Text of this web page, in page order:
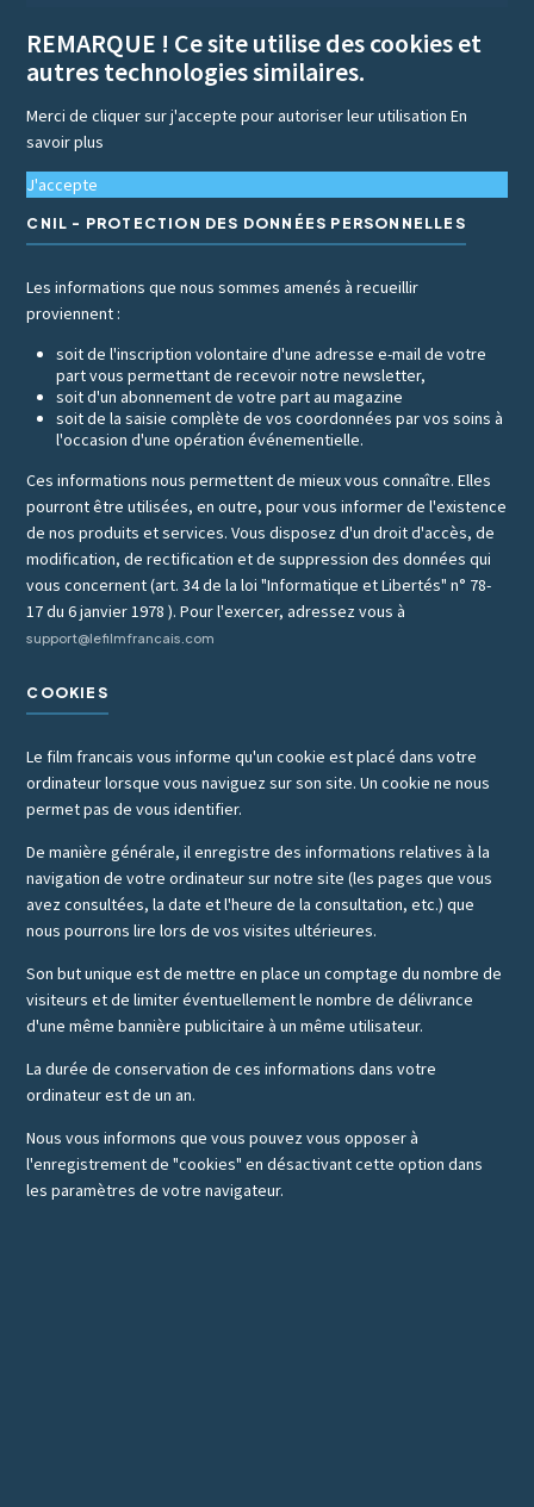
REMARQUE ! Ce site utilise des cookies et
autres technologies similaires.
Merci de cliquer sur j'accepte pour autoriser leur utilisationEn
savoir plus
J'accepte
CNIL - PROTECTION DES DONNÉES PERSONNELLES
Les informations que nous sommes amenés à recueillir
proviennent :
soit de l'inscription volontaire d'une adresse e-mail de votre
part vous permettant de recevoir notre newsletter,
soit d'un abonnement de votre part au magazine
soit de la saisie complète de vos coordonnées par vos soins à
l'occasion d'une opération événementielle.
Ces informations nous permettent de mieux vous connaître. Elles
pourront être utilisées, en outre, pour vous informer de l'existence
de nos produits et services. Vous disposez d'un droit d'accès, de
modification, de rectification et de suppression des données qui
vous concernent (art. 34 de la loi "Informatique et Libertés" n° 78-
17 du 6 janvier 1978 ). Pour l'exercer, adressez vous à
support@lefilmfrancais.com
COOKIES
Le film francais vous informe qu'un cookie est placé dans votre
ordinateur lorsque vous naviguez sur son site. Un cookie ne nous
permet pas de vous identifier.
De manière générale, il enregistre des informations relatives à la
navigation de votre ordinateur sur notre site (les pages que vous
avez consultées, la date et l'heure de la consultation, etc.) que
nous pourrons lire lors de vos visites ultérieures.
Son but unique est de mettre en place un comptage du nombre de
visiteurs et de limiter éventuellement le nombre de délivrance
d'une même bannière publicitaire à un même utilisateur.
La durée de conservation de ces informations dans votre
ordinateur est de un an.
Nous vous informons que vous pouvez vous opposer à
l'enregistrement de "cookies" en désactivant cette option dans
les paramètres de votre navigateur.